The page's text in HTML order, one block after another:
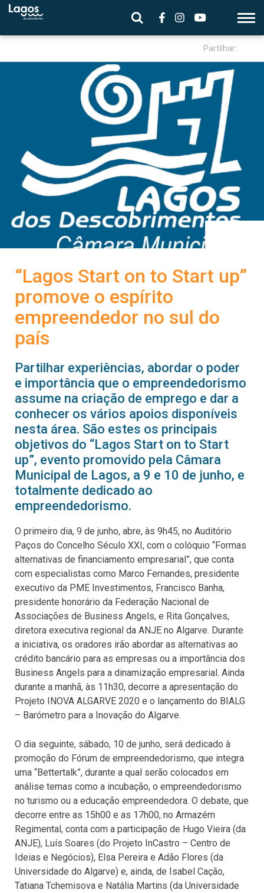
Partilhar:
“Lagos Start on to Start up”
promove o espírito
empreendedor no sul do
país
Partilhar experiências, abordar o poder
e importância que o empreendedorismo
assume na criação de emprego e dar a
conhecer os vários apoios disponíveis
nesta área. São estes os principais
objetivos do “Lagos Start on to Start
up”, evento promovido pela Câmara
Municipal de Lagos, a 9 e 10 de junho, e
totalmente dedicado ao
empreendedorismo.
O primeiro dia, 9 de junho, abre, às 9h45, no Auditório
Paços do Concelho Século XXI, com o colóquio “Formas
alternativas de financiamento empresarial”, que conta
com especialistas como Marco Fernandes, presidente
executivo da PME Investimentos, Francisco Banha,
presidente honorário da Federação Nacional de
Associações de Business Angels, e Rita Gonçalves,
diretora executiva regional da ANJE no Algarve. Durante
a iniciativa, os oradores irão abordar as alternativas ao
crédito bancário para as empresas ou a importância dos
Business Angels para a dinamização empresarial. Ainda
durante a manhã, às 11h30, decorre a apresentação do
Projeto INOVA ALGARVE 2020 e o lançamento do BIALG
– Barómetro para a Inovação do Algarve.
O dia seguinte, sábado, 10 de junho, será dedicado à
promoção do Fórum de empreendedorismo, que integra
uma “Bettertalk”, durante a qual serão colocados em
análise temas como a incubação, o empreendedorismo
no turismo ou a educação empreendedora. O debate, que
decorre entre as 15h00 e as 17h00, no Armazém
Regimental, conta com a participação de Hugo Vieira (da
ANJE), Luís Soares (do Projeto InCastro – Centro de
Ideias e Negócios), Elsa Pereira e Adão Flores (da
Universidade do Algarve) e, ainda, de Isabel Cação,
Tatiana Tchemisova e Natália Martins (da Universidade